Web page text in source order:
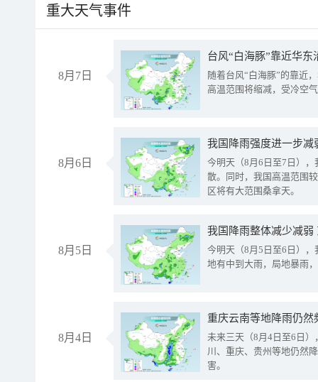
重大天气事件
8月7日
台风“白海豚”靠近华
随着台风“白海豚”的靠近
高温范围将缩减，受冷空
8月6日
今明天（8月6日至7日）
散。同时，我国高温范围
区将有大范围桑拿天。
8月5日
我国降雨整体减少减弱
今明天（8月5日至6日）
地有中到大雨，局地暴雨
8月4日
重庆云南等地降雨仍然
未来三天（8月4日至6日
川、重庆、贵州等地仍然
害。